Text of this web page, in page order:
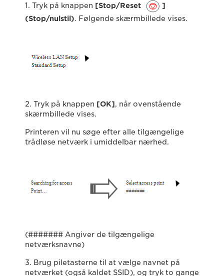
1. Tryk på knappen [Stop/Reset
]
(Stop/nulstil). Følgende skærmbillede vises.
2. Tryk på knappen [OK], når ovenstående
skærmbillede vises.
Printeren vil nu søge efter alle tilgængelige
trådløse netværk i umiddelbar nærhed.
(####### Angiver de tilgængelige
netværksnavne)
3. Brug piletasterne til at vælge navnet på
netværket (også kaldet SSID), og tryk to gange